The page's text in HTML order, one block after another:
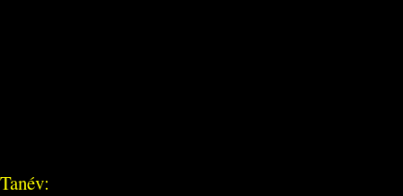
Tanév: